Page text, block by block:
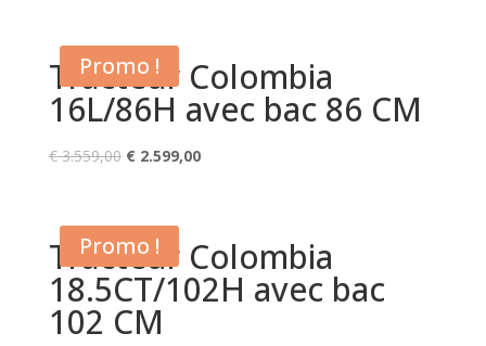
était :
€ 3.559,00.€ 2.399,00.
Promo !
Tracteur Colombia
16L/86H avec bac 86 CM
€3.559,00 Le
était :
€ 3.559,00.
€2.599,00Le
€ 2.599,00.
Promo !
Tracteur Colombia
18.5CT/102H avec bac
102 CM